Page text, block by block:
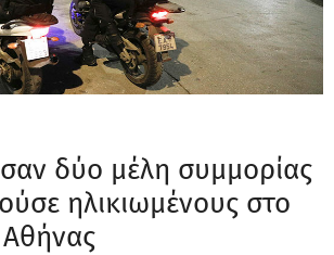
δύο μέλη συμμορίας
ηλικιωμένους στο